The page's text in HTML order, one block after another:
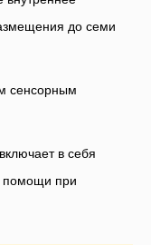
до семи
сенсорным
в себя
помощи при